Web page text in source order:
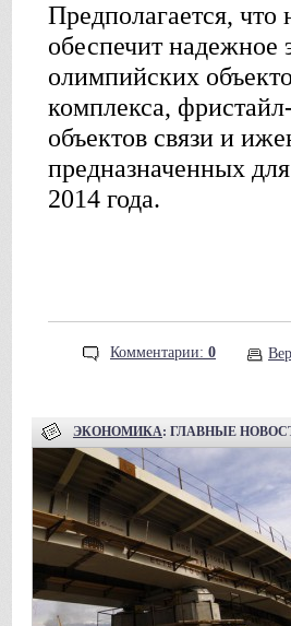
Предполагается,
обеспечит надежное
олимпийских
комплекса,
объектов связи и
предназначенных
2014 года.
Комментарии: 0
ЭКОНОМИКА: ГЛАВНЫЕ